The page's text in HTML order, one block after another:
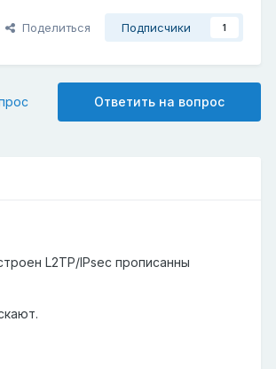
Поделиться Подписчики 1
Ответить на вопрос
L2TP/IPsec прописанны